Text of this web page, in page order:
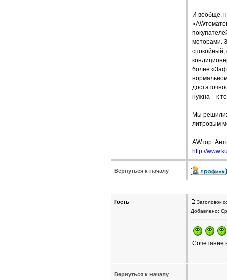
И вообще,
моторами.
спокойный,
более
нужна – к
Мы решили:
литровым
AWтор:
http://
Вернуться к началу
Гость
Заголовок
Добавлено:
Сочетание
Вернуться к началу